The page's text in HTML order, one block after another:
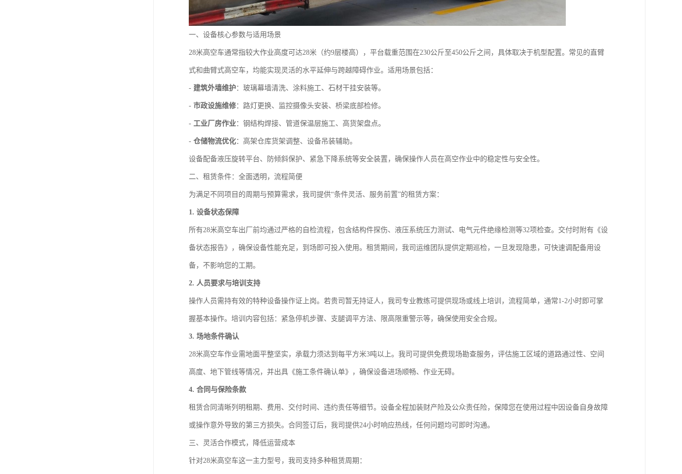
一、设备核心参数与适用场景
28米高空车通常指较大作业高度可达28米（约9层楼高），平台载重范围在230公斤至450公斤之间，具体取决于机型配置。常见的直臂
式和曲臂式高空车，均能实现灵活的水平延伸与跨越障碍作业。适用场景包括：
- 建筑外墙维护：玻璃幕墙清洗、涂料施工、石材干挂安装等。
- 市政设施维修：路灯更换、监控摄像头安装、桥梁底部检修。
- 工业厂房作业：钢结构焊接、管道保温层施工、高货架盘点。
- 仓储物流优化：高架仓库货架调整、设备吊装辅助。
设备配备液压旋转平台、防倾斜保护、紧急下降系统等安全装置，确保操作人员在高空作业中的稳定性与安全性。
二、租赁条件：全面透明，流程简便
为满足不同项目的周期与预算需求，我司提供“条件灵活、服务前置”的租赁方案：
1. 设备状态保障
所有28米高空车出厂前均通过严格的自检流程，包含结构件探伤、液压系统压力测试、电气元件绝缘检测等32项检查。交付时附有《设
备状态报告》，确保设备性能充足，到场即可投入使用。租赁期间，我司运维团队提供定期巡检，一旦发现隐患，可快速调配备用设
备，不影响您的工期。
2. 人员要求与培训支持
操作人员需持有效的特种设备操作证上岗。若贵司暂无持证人，我司专业教练可提供现场或线上培训，流程简单，通常1-2小时即可掌
握基本操作。培训内容包括：紧急停机步骤、支腿调平方法、限高限重警示等，确保使用安全合规。
3. 场地条件确认
28米高空车作业需地面平整坚实，承载力须达到每平方米3吨以上。我司可提供免费现场勘查服务，评估施工区域的道路通过性、空间
高度、地下管线等情况，并出具《施工条件确认单》，确保设备进场顺畅、作业无碍。
4. 合同与保险条款
租赁合同清晰列明租期、费用、交付时间、违约责任等细节。设备全程加装财产险及公众责任险，保障您在使用过程中因设备自身故障
或操作意外导致的第三方损失。合同签订后，我司提供24小时响应热线，任何问题均可即时沟通。
三、灵活合作模式，降低运营成本
针对28米高空车这一主力型号，我司支持多种租赁周期：